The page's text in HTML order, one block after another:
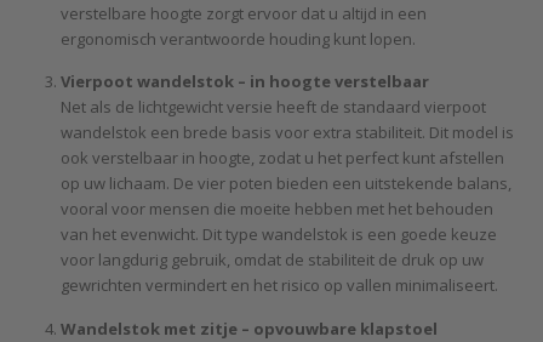
verstelbare hoogte zorgt ervoor dat u altijd in een
ergonomisch verantwoorde houding kunt lopen.
Vierpoot wandelstok – in hoogte verstelbaar
Net als de lichtgewicht versie heeft de standaard vierpoot
wandelstok een brede basis voor extra stabiliteit. Dit model is
ook verstelbaar in hoogte, zodat u het perfect kunt afstellen
op uw lichaam. De vier poten bieden een uitstekende balans,
vooral voor mensen die moeite hebben met het behouden
van het evenwicht. Dit type wandelstok is een goede keuze
voor langdurig gebruik, omdat de stabiliteit de druk op uw
gewrichten vermindert en het risico op vallen minimaliseert.
Wandelstok met zitje – opvouwbare klapstoel